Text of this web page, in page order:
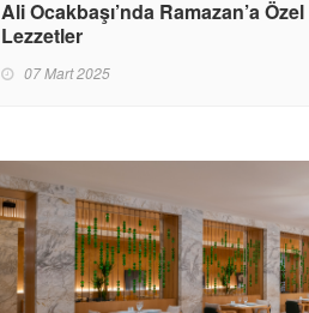
Ali Ocakbaşı’nda Ramazan’a Özel
Lezzetler
07 Mart 2025